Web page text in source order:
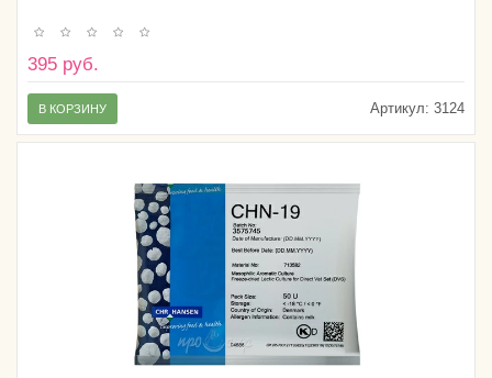
395 руб.
Артикул: 3124
В КОРЗИНУ